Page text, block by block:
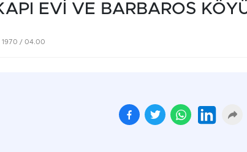
EVİ VE BARBAROS
1970 / 04.00
Yüksek elektrik
çiftçiyi üretimden